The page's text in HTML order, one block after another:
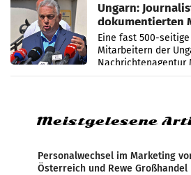
Ungarn:
dokumentierten
Zensur
Eine fast 500-
Mitarbeitern der
Nachrichtenagentur
systematische
Meistgelesene
Personalwechsel im Marketing
Österreich und Rewe Großhandel